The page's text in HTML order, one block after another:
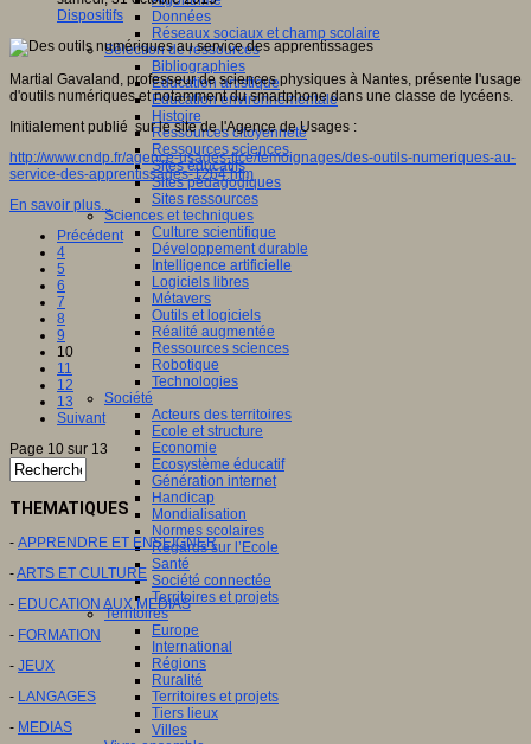
Données
Réseaux sociaux et champ scolaire
Sélection de ressources
Bibliographies
Education artistique
Education environnementale
Histoire
Ressources citoyenneté
Ressources sciences
Sites éducatifs
Sites pédagogiques
Sites ressources
Sciences et techniques
Culture scientifique
Développement durable
Intelligence artificielle
Logiciels libres
Métavers
Outils et logiciels
Réalité augmentée
Ressources sciences
Robotique
Technologies
Société
Acteurs des territoires
Ecole et structure
Economie
Ecosystème éducatif
Génération internet
Handicap
Mondialisation
Normes scolaires
Regards sur l’Ecole
Santé
Société connectée
Territoires et projets
Territoires
Europe
International
Régions
Ruralité
Territoires et projets
Tiers lieux
Villes
Dispositifs
Martial Gavaland, professeur de sciences physiques à Nantes, présente l'usage
d'outils numériques et notamment du smartphone dans une classe de lycéens.
Initialement publié sur le site de l'Agence de Usages :
http://www.cndp.fr/agence-usages-tice/temoignages/des-outils-numeriques-au-
service-des-apprentissages-1264.htm
En savoir plus...
Précédent
4
5
6
7
8
9
10
11
12
13
Suivant
Page 10 sur 13
THEMATIQUES
- APPRENDRE ET ENSEIGNER
-ARTS ET CULTURE
- EDUCATION AUX MEDIAS
- FORMATION
- JEUX
- LANGAGES
- MEDIAS